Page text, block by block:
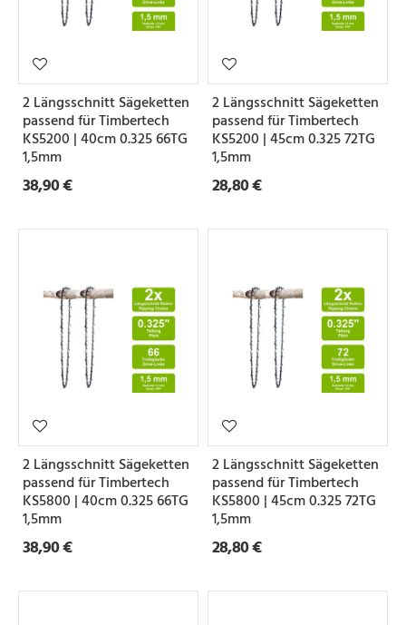
2 Längsschnitt Sägeketten
passend für Timbertech
KS5200 | 40cm 0.325 66TG
1,5mm
38,90 €
2 Längsschnitt Sägeketten
passend für Timbertech
KS5200 | 45cm 0.325 72TG
1,5mm
28,80 €
2 Längsschnitt Sägeketten
passend für Timbertech
KS5800 | 40cm 0.325 66TG
1,5mm
38,90 €
2 Längsschnitt Sägeketten
passend für Timbertech
KS5800 | 45cm 0.325 72TG
1,5mm
28,80 €